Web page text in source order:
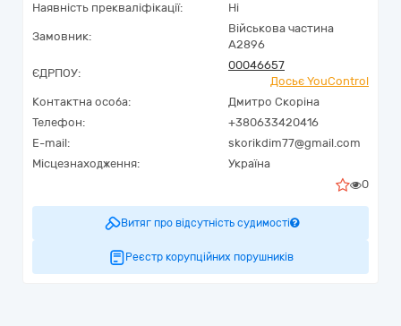
Наявність прекваліфікації:
Ні
Замовник:
Військова частина
А2896
ЄДРПОУ:
00046657
Досьє YouControl
Контактна особа:
Дмитро Скоріна
Телефон:
+380633420416
E-mail:
skorikdim77@gmail.com
Місцезнаходження:
Україна
0
Витяг про відсутність судимості
Реєстр корупційних порушників